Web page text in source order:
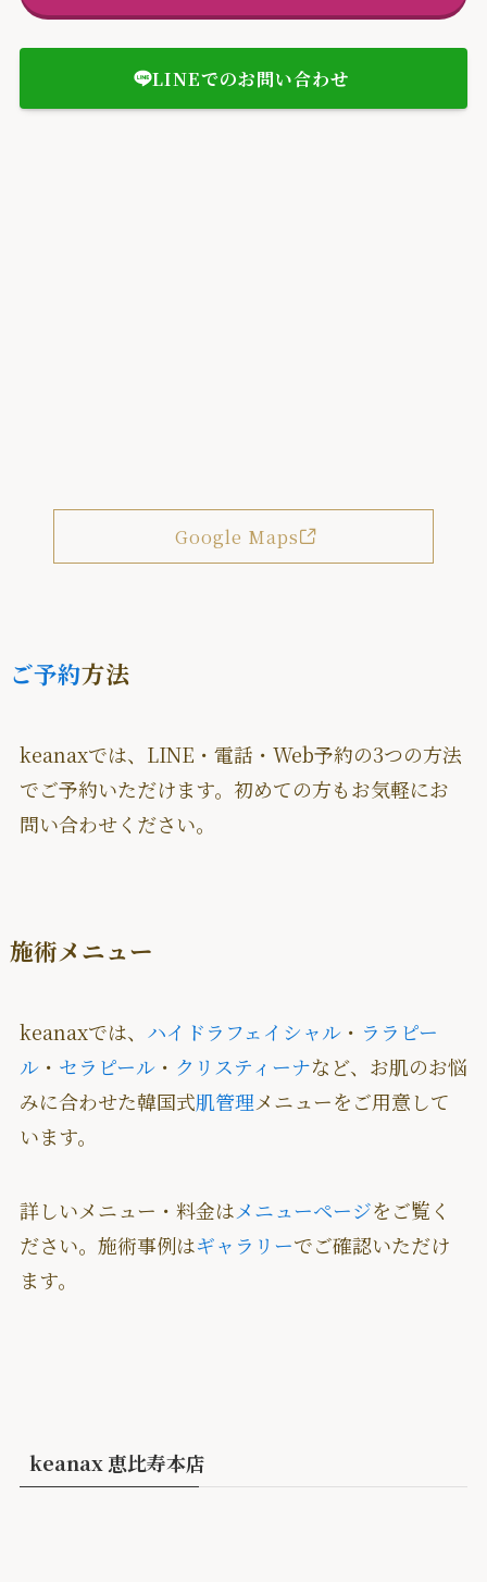
LINEでのお問い合わせ
Google Maps
ご予約方法
keanaxでは、LINE・電話・Web予約の3つの方法
でご予約いただけます。初めての方もお気軽にお
問い合わせください。
施術メニュー
keanaxでは、 ハイドラフェイシャル・ ララピー
ル・ セラピール・ クリスティーナなど、お肌のお悩
みに合わせた韓国式肌管理メニューをご用意して
います。
詳しいメニュー・料金はメニューページをご覧く
ださい。施術事例はギャラリーでご確認いただけ
ます。
keanax 恵比寿本店